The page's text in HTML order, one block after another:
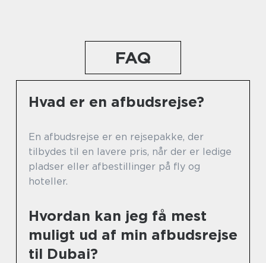
FAQ
Hvad er en afbudsrejse?
En afbudsrejse er en rejsepakke, der
tilbydes til en lavere pris, når der er ledige
pladser eller afbestillinger på fly og
hoteller.
Hvordan kan jeg få mest
muligt ud af min afbudsrejse
til Dubai?